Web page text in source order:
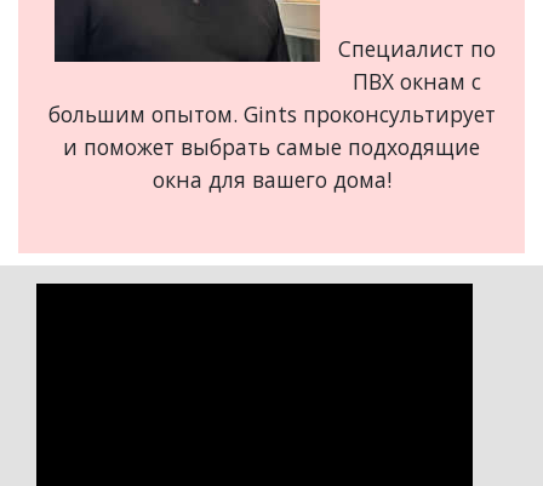
Специалист по
ПВХ окнам с
большим опытом. Gints проконсультирует
и поможет выбрать самые подходящие
окна для вашего дома!